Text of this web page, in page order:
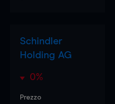
Schindler
Holding AG
0%
Prezzo